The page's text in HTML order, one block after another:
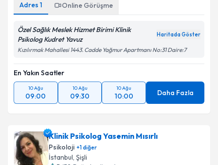
Adres 1 Online Görüşme
Özel Sağlık Meslek Hizmet Birimi Klinik
Psikolog Kudret Yavuz
Haritada Göster
Kızılırmak Mahallesi 1443. Cadde Yağmur Apartmanı No:31 Daire:7
En Yakın Saatler
10 Ağu
09:00
10 Ağu
09:30
10 Ağu
10:00 Daha Fazla
Klinik Psikolog Yasemin Mısırlı
Psikoloji +1diğer
İstanbul, Şişli